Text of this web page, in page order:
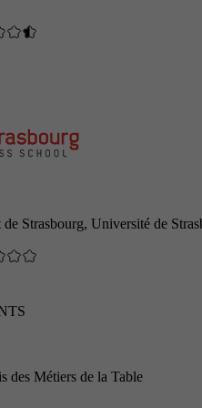
Strasbourg, Université de
des Métiers de la Table